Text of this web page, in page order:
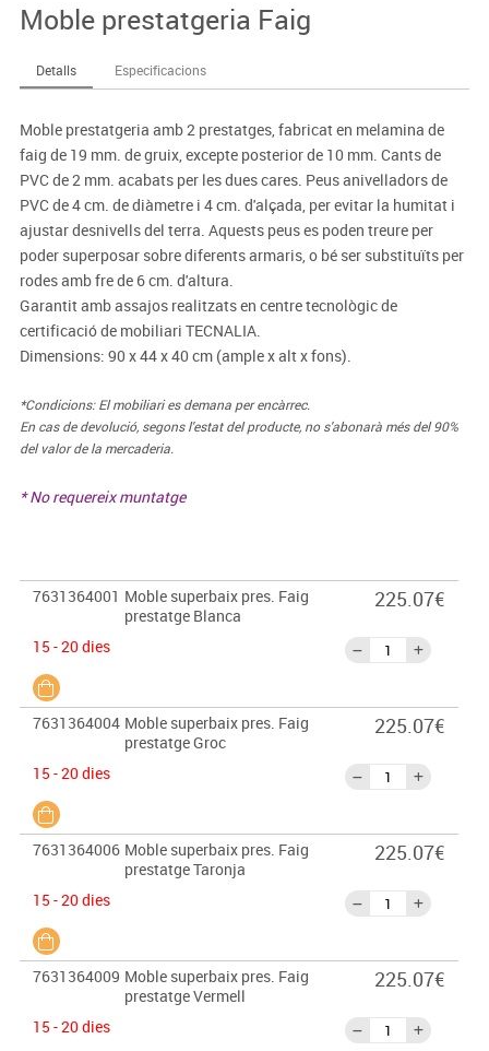
Moble prestatgeria Faig
Detalls Especificacions
Moble prestatgeria amb 2 prestatges, fabricat en melamina de
faig de 19 mm. de gruix, excepte posterior de 10 mm. Cants de
PVC de 2 mm. acabats per les dues cares. Peus anivelladors de
PVC de 4 cm. de diàmetre i 4 cm. d'alçada, per evitar la humitat i
ajustar desnivells del terra. Aquests peus es poden treure per
poder superposar sobre diferents armaris, o bé ser substituïts per
rodes amb fre de 6 cm. d'altura.
Garantit amb assajos realitzats en centre tecnològic de
certificació de mobiliari TECNALIA.
Dimensions: 90 x 44 x 40 cm (ample x alt x fons).
*Condicions: El mobiliari es demana per encàrrec.
En cas de devolució, segons l'estat del producte, no s'abonarà més del 90%
del valor de la mercaderia.
* No requereix muntatge
7631364001 Moble superbaix pres. Faig
prestatge Blanca
15 - 20 dies
225.07€
7631364004 Moble superbaix pres. Faig
prestatge Groc
15 - 20 dies
225.07€
7631364006 Moble superbaix pres. Faig
prestatge Taronja
15 - 20 dies
225.07€
7631364009 Moble superbaix pres. Faig
prestatge Vermell
15 - 20 dies
225.07€